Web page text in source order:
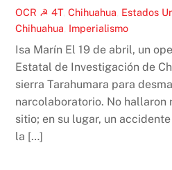
OCR ☭ 4T,Chihuahua Estados
Chihuahua Imperialismo
Isa Marín El 19 de abril, un
Estatal de Investigación de
sierra Tarahumara para
narcolaboratorio. No hallaron
sitio; en su lugar, un
la […]